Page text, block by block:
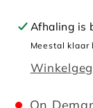
Afhaling is
Meestal klaar
On